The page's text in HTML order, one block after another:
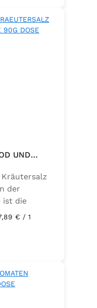
UND
Kräutersalz
der
ist die
für eine
Würzen von
und
für die
€ / 1